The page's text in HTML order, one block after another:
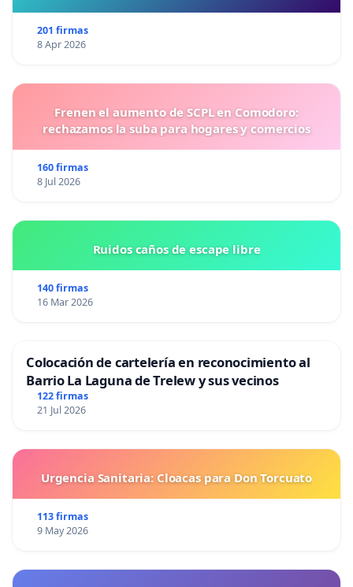
201 firmas
8 Apr 2026
Frenen el aumento de SCPL en Comodoro:
rechazamos la suba para hogares y comercios
160 firmas
8 Jul 2026
Ruidos caños de escape libre
140 firmas
16 Mar 2026
Colocación de cartelería en reconocimiento al
Barrio La Laguna de Trelew y sus vecinos
122 firmas
21 Jul 2026
Urgencia Sanitaria: Cloacas para Don Torcuato
113 firmas
9 May 2026